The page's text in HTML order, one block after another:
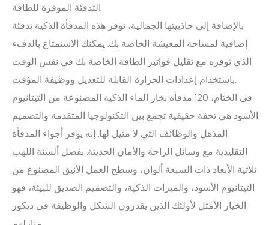
التدفئة الموفرة للطاقة
بالإضافة إلى جاذبيتها الجمالية، توفر هذه المدفأة الذكية تدفئة
إضافية لمساحة المعيشة الخاصة بك. يمكنك الاستمتاع بالدفء
الذي توفره مع تقليل فواتير الطاقة الخاصة بك في نفس الوقت
باستخدام إعدادات الحرارة القابلة للتعديل ووظيفة المؤقت.
في الختام، 120 مدفأة بخار الماء الذكية المصنوعة من التيتانيوم
الأسود هي تحفة حقيقية تجمع بين التكنولوجيا المتقدمة والتصميم
المذهل والوظائف التي لا مثيل لها. إنه يوفر أجواء المدفأة
التقليدية مع وسائل الراحة والأمان الحديثة. بفضل ألسنة اللهب
ثلاثية الأبعاد ذات السبعة ألوان، وسطح العمل الأنيق المصنوع من
التيتانيوم الأسود، والميزات الذكية، والتصميم الصديق للبيئة، فهو
الخيار الأمثل لأولئك الذين يقدرون الشكل والوظيفة في ديكور